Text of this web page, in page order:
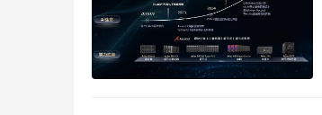
经济的市场规模将达到1.5万亿元，
物流、低空旅游等低空经济领域的
在全球能源危机和环境问题日益严